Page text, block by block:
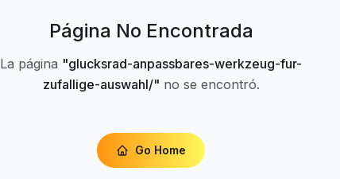
Página No Encontrada
La página "glucksrad-anpassbares-werkzeug-fur-
zufallige-auswahl/" no se encontró.
Go Home